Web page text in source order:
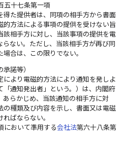
五十七条第一項
得た提供者は、同項の相手方から書面
的方法による事項の提供を受けない旨
該相手方に対し、当該事項の提供を電
らない。ただし、当該相手方が再び同
合は、この限りでない。
承諾等）
により電磁的方法により通知を発しよ
「通知発出者」という。）は、内閣府
あらかじめ、当該通知の相手方に対
の種類及び内容を示し、書面又は電磁
ばならない。
において準用する会社法第六十八条第